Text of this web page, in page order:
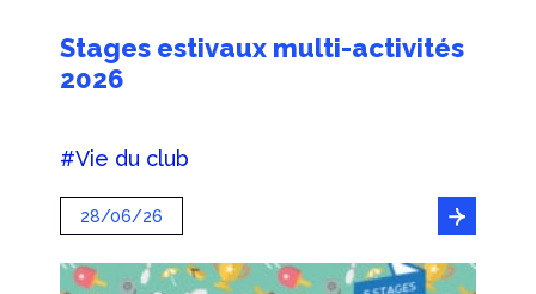
Stages estivaux multi-activités
2026
#Vie du club
28/06/26